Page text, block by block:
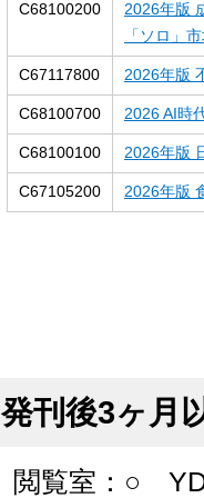
C68100200
2026年版
「ソロ」
C67117800 2026年版
C68100700 2026 AI時
C68100100 2026年版
C67105200 2026年版
発刊後3ヶ月
閲覧室： ○